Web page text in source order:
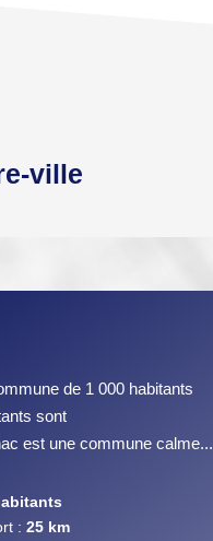
ville
de 1 000 habitants
sont
est une commune calme...
: 25 km